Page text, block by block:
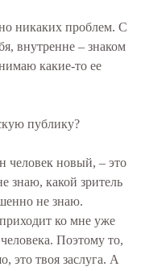
никаких проблем. С
внутренне – знаком
какие-то ее
публику?
человек новый, – это
знаю, какой зритель
не знаю.
ко мне уже
Поэтому то,
это твоя заслуга. А